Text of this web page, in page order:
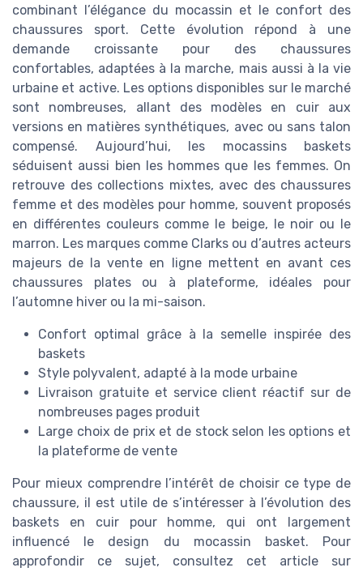
combinant l’élégance du mocassin et le confort des
chaussures sport. Cette évolution répond à une
demande croissante pour des chaussures
confortables, adaptées à la marche, mais aussi à la vie
urbaine et active. Les options disponibles sur le marché
sont nombreuses, allant des modèles en cuir aux
versions en matières synthétiques, avec ou sans talon
compensé. Aujourd’hui, les mocassins baskets
séduisent aussi bien les hommes que les femmes. On
retrouve des collections mixtes, avec des chaussures
femme et des modèles pour homme, souvent proposés
en différentes couleurs comme le beige, le noir ou le
marron. Les marques comme Clarks ou d’autres acteurs
majeurs de la vente en ligne mettent en avant ces
chaussures plates ou à plateforme, idéales pour
l’automne hiver ou la mi-saison.
Confort optimal grâce à la semelle inspirée des
baskets
Style polyvalent, adapté à la mode urbaine
Livraison gratuite et service client réactif sur de
nombreuses pages produit
Large choix de prix et de stock selon les options et
la plateforme de vente
Pour mieux comprendre l’intérêt de choisir ce type de
chaussure, il est utile de s’intéresser à l’évolution des
baskets en cuir pour homme, qui ont largement
influencé le design du mocassin basket. Pour
approfondir ce sujet, consultez cet article sur